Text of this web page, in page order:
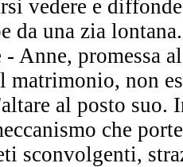
vedere e
da una zia lontana.
Anne, promessa
matrimonio, non
al posto suo.
che
sconvolgenti,